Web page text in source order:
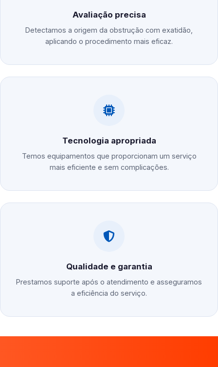
Avaliação precisa
Detectamos a origem da obstrução com exatidão,
aplicando o procedimento mais eficaz.
Tecnologia apropriada
Temos equipamentos que proporcionam um serviço
mais eficiente e sem complicações.
Qualidade e garantia
Prestamos suporte após o atendimento e asseguramos
a eficiência do serviço.